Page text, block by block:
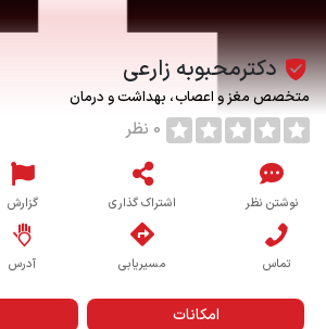
دکترمحبوبه زارعی
متخصص مغز و اعصاب بهداشت و درمان
0 نظر
نوشتن نظر اشتراک گذاری گزارش
تماس مسیریابی آدرس
امکانات